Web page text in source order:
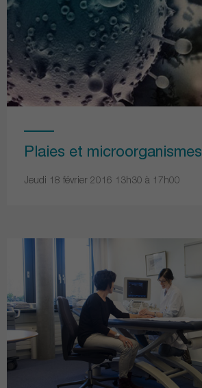
Plaies et microorganismes
Jeudi 18 février 2016 13h30 à 17h00